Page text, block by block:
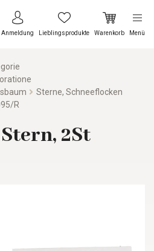
Anmeldung Lieblingsprodukte Warenkorb Menü
Sterne, Schneeflocken
R
2St